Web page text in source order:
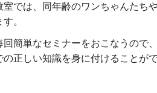
室では、同年齢のワンちゃんたち
。
回簡単なセミナーをおこなうので
の正しい知識を身に付けることがで